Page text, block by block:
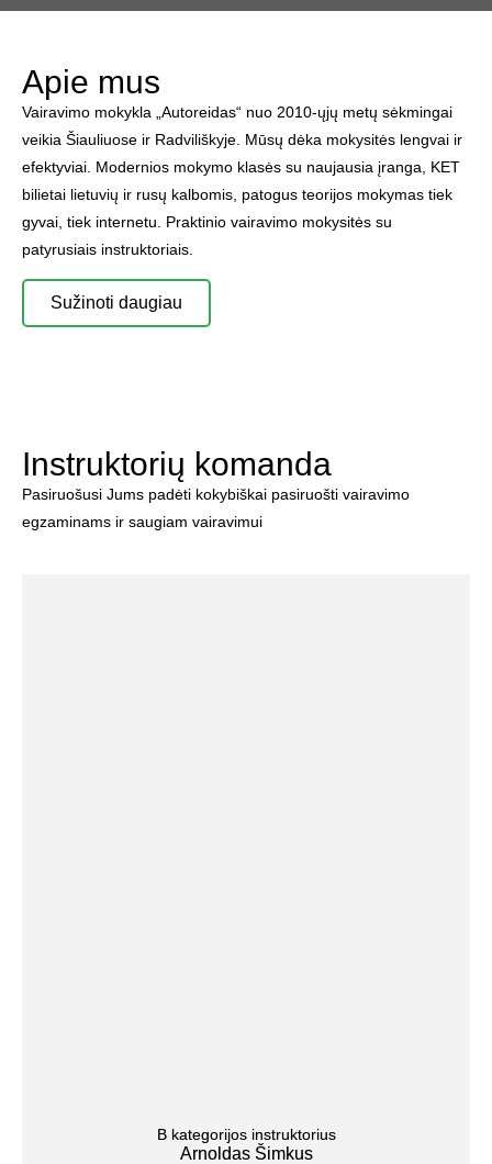
Apie mus
Vairavimo mokykla „Autoreidas“ nuo 2010-ųjų metų sėkmingai
veikia Šiauliuose ir Radviliškyje. Mūsų dėka mokysitės lengvai ir
efektyviai. Modernios mokymo klasės su naujausia įranga, KET
bilietai lietuvių ir rusų kalbomis, patogus teorijos mokymas tiek
gyvai, tiek internetu. Praktinio vairavimo mokysitės su
patyrusiais instruktoriais.
Sužinoti daugiau
Instruktorių komanda
Pasiruošusi Jums padėti kokybiškai pasiruošti vairavimo
egzaminams ir saugiam vairavimui
B kategorijos instruktorius
Arnoldas Šimkus